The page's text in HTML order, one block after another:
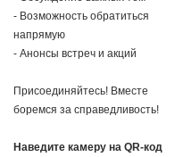
- Возможность обратиться
напрямую
- Анонсы встреч и акций
Присоединяйтесь! Вместе
боремся за справедливость!
Наведите камеру на QR-код